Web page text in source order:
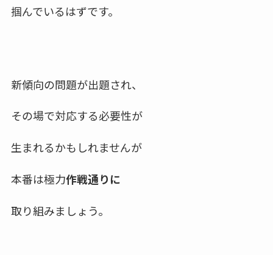
掴んでいるはずです。
新傾向の問題が出題され、
その場で対応する必要性が
生まれるかもしれませんが
本番は極力作戦通りに
取り組みましょう。